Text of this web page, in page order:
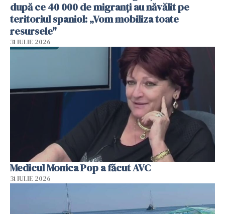
după ce 40 000 de migranți au năvălit pe
teritoriul spaniol: „Vom mobiliza toate
resursele"
31 IULIE 2026
Medicul Monica Pop a făcut AVC
31 IULIE 2026